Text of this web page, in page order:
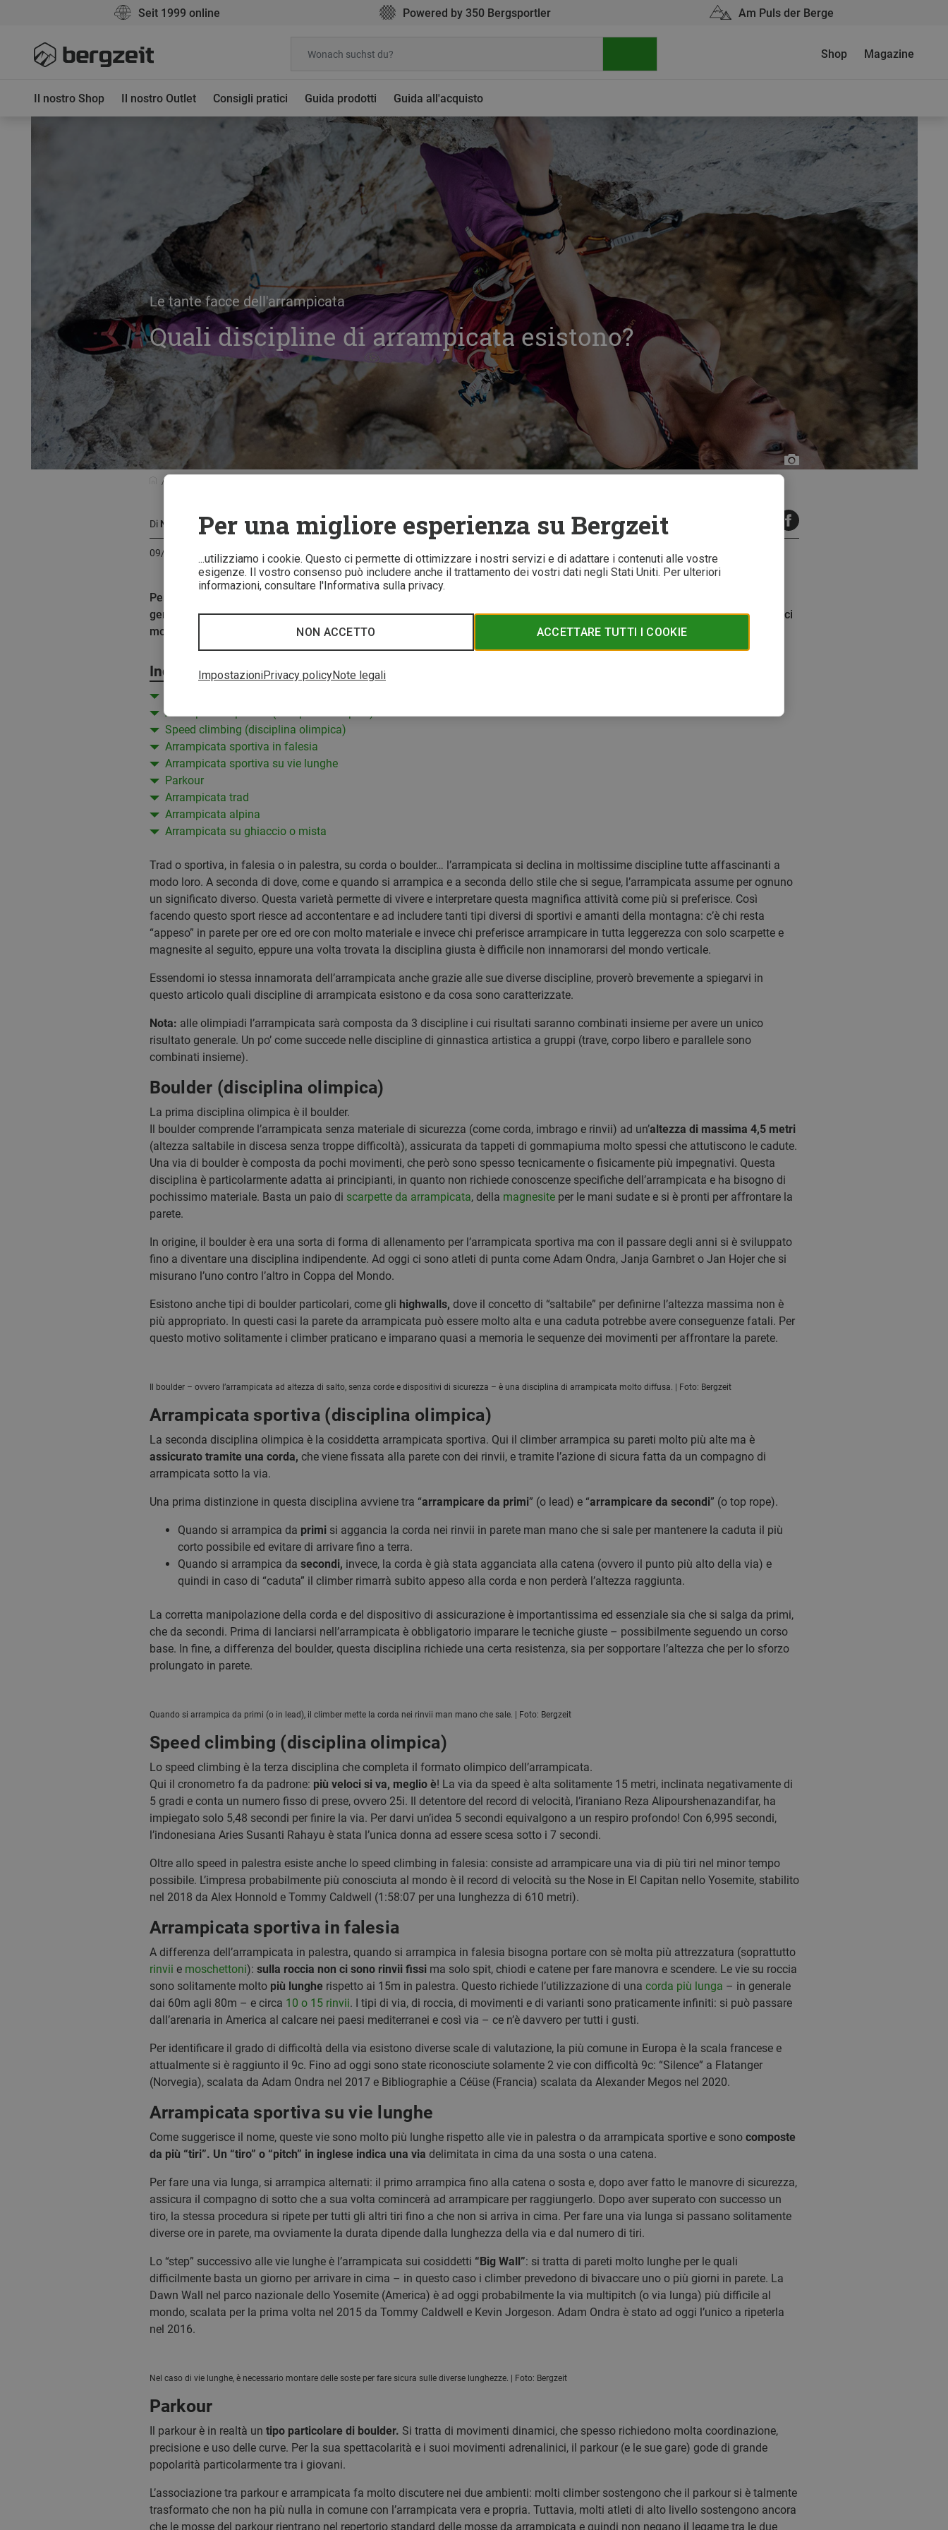
Per una migliore esperienza su Bergzeit
...utilizziamo i cookie. Questo ci permette di ottimizzare i nostri servizi e di adattare i contenuti alle vostre
esigenze. Il vostro consenso può includere anche il trattamento dei vostri dati negli Stati Uniti. Per ulteriori
informazioni, consultare l'Informativa sulla privacy.
ACCETTARE TUTTI I COOKIE
NON ACCETTO
ImpostazioniPrivacy policyNote legali
Seit 1999 online Powered by 350 Bergsportler Am Puls der Berge
Il nostro Shop Il nostro Outlet Consigli pratici Guida prodotti Guida all'acquisto
Shop Magazine
Le tante facce dell'arrampicata
Quali discipline di arrampicata esistono?
La
Sportiva
Di Natalie Bärtschi 9 minuti di lettura
09/10/2020
Per la prima volta l'arrampicata sarà una disciplina olimpica a Tokyo nel 2021. Ma quali tipi di arrampicata ci saranno? E in
generale quante e quali discipline di arrampicata esistono? La climber professionista e autrice per Bergzeit, Natalie Bärtschi, ci
mostra una panoramica del mondo dell'arrampicata.
Indice
Arrampicata sportiva (disciplina olimpica)
Speed climbing (disciplina olimpica)
Arrampicata sportiva in falesia
Arrampicata sportiva su vie lunghe
Parkour
Arrampicata trad
Arrampicata alpina
Arrampicata su ghiaccio o mista
Trad o sportiva, in falesia o in palestra, su corda o boulder… l’arrampicata si declina in moltissime discipline tutte affascinanti a
modo loro. A seconda di dove, come e quando si arrampica e a seconda dello stile che si segue, l’arrampicata assume per ognuno
un significato diverso. Questa varietà permette di vivere e interpretare questa magnifica attività come più si preferisce. Così
facendo questo sport riesce ad accontentare e ad includere tanti tipi diversi di sportivi e amanti della montagna: c’è chi resta
“appeso” in parete per ore ed ore con molto materiale e invece chi preferisce arrampicare in tutta leggerezza con solo scarpette e
magnesite al seguito, eppure una volta trovata la disciplina giusta è difficile non innamorarsi del mondo verticale.
Essendomi io stessa innamorata dell’arrampicata anche grazie alle sue diverse discipline, proverò brevemente a spiegarvi in
questo articolo quali discipline di arrampicata esistono e da cosa sono caratterizzate.
Nota: alle olimpiadi l’arrampicata sarà composta da 3 discipline i cui risultati saranno combinati insieme per avere un unico
risultato generale. Un po’ come succede nelle discipline di ginnastica artistica a gruppi (trave, corpo libero e parallele sono
combinati insieme).
Boulder (disciplina olimpica)
La prima disciplina olimpica è il boulder.
Il boulder comprende l’arrampicata senza materiale di sicurezza (come corda, imbrago e rinvii) ad un’altezza di massima 4,5 metri
(altezza saltabile in discesa senza troppe difficoltà), assicurata da tappeti di gommapiuma molto spessi che attutiscono le cadute.
Una via di boulder è composta da pochi movimenti, che però sono spesso tecnicamente o fisicamente più impegnativi. Questa
disciplina è particolarmente adatta ai principianti, in quanto non richiede conoscenze specifiche dell’arrampicata e ha bisogno di
pochissimo materiale. Basta un paio di scarpette da arrampicata, della magnesiteper le mani sudate e si è pronti per affrontare la
parete.
In origine, il boulder è era una sorta di forma di allenamento per l’arrampicata sportiva ma con il passare degli anni si è sviluppato
fino a diventare una disciplina indipendente. Ad oggi ci sono atleti di punta come Adam Ondra, Janja Garnbret o Jan Hojer che si
misurano l’uno contro l’altro in Coppa del Mondo.
Esistono anche tipi di boulder particolari, come gli highwalls, dove il concetto di “saltabile” per definirne l’altezza massima non è
più appropriato. In questi casi la parete da arrampicata può essere molto alta e una caduta potrebbe avere conseguenze fatali. Per
questo motivo solitamente i climber praticano e imparano quasi a memoria le sequenze dei movimenti per affrontare la parete.
Il boulder – ovvero l’arrampicata ad altezza di salto, senza corde e dispositivi di sicurezza – è una disciplina di arrampicata molto diffusa. | Foto: Bergzeit
Arrampicata sportiva (disciplina olimpica)
La seconda disciplina olimpica è la cosiddetta arrampicata sportiva. Qui il climber arrampica su pareti molto più alte ma è
assicurato tramite una corda, che viene fissata alla parete con dei rinvii, e tramite l’azione di sicura fatta da un compagno di
arrampicata sotto la via.
Una prima distinzione in questa disciplina avviene tra “arrampicare da primi” (o lead) e “arrampicare da secondi” (o top rope).
Quando si arrampica da primisi aggancia la corda nei rinvii in parete man mano che si sale per mantenere la caduta il più
corto possibile ed evitare di arrivare fino a terra.
Quando si arrampica da secondi, invece, la corda è già stata agganciata alla catena (ovvero il punto più alto della via) e
quindi in caso di “caduta” il climber rimarrà subito appeso alla corda e non perderà l’altezza raggiunta.
La corretta manipolazione della corda e del dispositivo di assicurazione è importantissima ed essenziale sia che si salga da primi,
che da secondi. Prima di lanciarsi nell’arrampicata è obbligatorio imparare le tecniche giuste – possibilmente seguendo un corso
base. In fine, a differenza del boulder, questa disciplina richiede una certa resistenza, sia per sopportare l’altezza che per lo sforzo
prolungato in parete.
Quando si arrampica da primi (o in lead), il climber mette la corda nei rinvii man mano che sale. | Foto: Bergzeit
Speed climbing (disciplina olimpica)
Lo speed climbing è la terza disciplina che completa il formato olimpico dell’arrampicata.
Qui il cronometro fa da padrone: più veloci si va, meglio è! La via da speed è alta solitamente 15 metri, inclinata negativamente di
5 gradi e conta un numero fisso di prese, ovvero 25i. Il detentore del record di velocità, l’iraniano Reza Alipourshenazandifar, ha
impiegato solo 5,48 secondi per finire la via. Per darvi un’idea 5 secondi equivalgono a un respiro profondo! Con 6,995 secondi,
l’indonesiana Aries Susanti Rahayu è stata l’unica donna ad essere scesa sotto i 7 secondi.
Oltre allo speed in palestra esiste anche lo speed climbing in falesia: consiste ad arrampicare una via di più tiri nel minor tempo
possibile. L’impresa probabilmente più conosciuta al mondo è il record di velocità su the Nose in El Capitan nello Yosemite, stabilito
nel 2018 da Alex Honnold e Tommy Caldwell (1:58:07 per una lunghezza di 610 metri).
Arrampicata sportiva in falesia
A differenza dell’arrampicata in palestra, quando si arrampica in falesia bisogna portare con sè molta più attrezzatura (soprattutto
rinvii e moschettoni): sulla roccia non ci sono rinvii fissima solo spit, chiodi e catene per fare manovra e scendere. Le vie su roccia
sono solitamente molto più lunghe rispetto ai 15m in palestra. Questo richiede l’utilizzazione di una corda più lunga – in generale
dai 60m agli 80m – e circa 10 o 15 rinvii. I tipi di via, di roccia, di movimenti e di varianti sono praticamente infiniti: si può passare
dall’arenaria in America al calcare nei paesi mediterranei e così via – ce n’è davvero per tutti i gusti.
Per identificare il grado di difficoltà della via esistono diverse scale di valutazione, la più comune in Europa è la scala francese e
attualmente si è raggiunto il 9c. Fino ad oggi sono state riconosciute solamente 2 vie con difficoltà 9c: “Silence” a Flatanger
(Norvegia), scalata da Adam Ondra nel 2017 e Bibliographie a Céüse (Francia) scalata da Alexander Megos nel 2020.
Arrampicata sportiva su vie lunghe
Come suggerisce il nome, queste vie sono molto più lunghe rispetto alle vie in palestra o da arrampicata sportive e sono composte
da più “tiri”. Un “tiro” o “pitch” in inglese indica una via delimitata in cima da una sosta o una catena.
Per fare una via lunga, si arrampica alternati: il primo arrampica fino alla catena o sosta e, dopo aver fatto le manovre di sicurezza,
assicura il compagno di sotto che a sua volta comincerà ad arrampicare per raggiungerlo. Dopo aver superato con successo un
tiro, la stessa procedura si ripete per tutti gli altri tiri fino a che non si arriva in cima. Per fare una via lunga si passano solitamente
diverse ore in parete, ma ovviamente la durata dipende dalla lunghezza della via e dal numero di tiri.
Lo “step” successivo alle vie lunghe è l’arrampicata sui cosiddetti “Big Wall”: si tratta di pareti molto lunghe per le quali
difficilmente basta un giorno per arrivare in cima – in questo caso i climber prevedono di bivaccare uno o più giorni in parete. La
Dawn Wall nel parco nazionale dello Yosemite (America) è ad oggi probabilmente la via multipitch (o via lunga) più difficile al
mondo, scalata per la prima volta nel 2015 da Tommy Caldwell e Kevin Jorgeson. Adam Ondra è stato ad oggi l’unico a ripeterla
nel 2016.
Nel caso di vie lunghe, è necessario montare delle soste per fare sicura sulle diverse lunghezze. | Foto: Bergzeit
Parkour
Il parkour è in realtà un tipo particolare di boulder. Si tratta di movimenti dinamici, che spesso richiedono molta coordinazione,
precisione e uso delle curve. Per la sua spettacolarità e i suoi movimenti adrenalinici, il parkour (e le sue gare) gode di grande
popolarità particolarmente tra i giovani.
L’associazione tra parkour e arrampicata fa molto discutere nei due ambienti: molti climber sostengono che il parkour si è talmente
trasformato che non ha più nulla in comune con l’arrampicata vera e propria. Tuttavia, molti atleti di alto livello sostengono ancora
che le mosse del parkour rientrano nel repertorio standard delle mosse da arrampicata e quindi non negano il legame tra le due